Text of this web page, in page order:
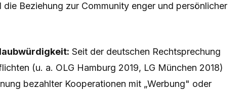
Beziehung zur Community enger und persönlicher
Seit der deutschen Rechtsprechung
(u. a. OLG Hamburg 2019, LG München 2018)
bezahlter Kooperationen mit „Werbung" oder